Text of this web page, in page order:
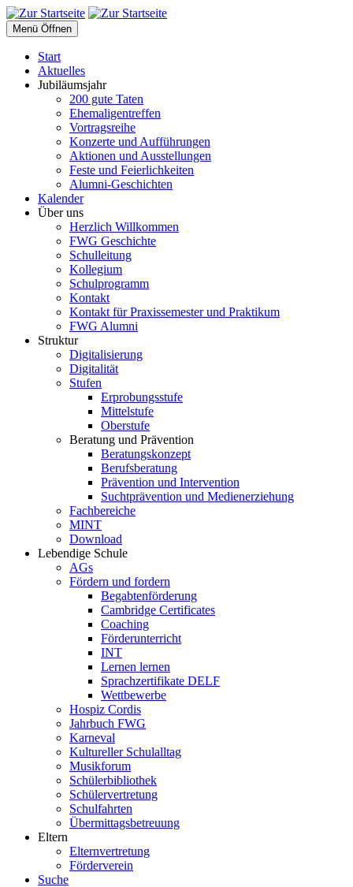
Menü Öffnen
Start
Aktuelles
Jubiläumsjahr
200 gute Taten
Ehemaligentreffen
Vortragsreihe
Konzerte und Aufführungen
Aktionen und Ausstellungen
Feste und Feierlichkeiten
Alumni-Geschichten
Kalender
Über uns
Herzlich Willkommen
FWG Geschichte
Schulleitung
Kollegium
Schulprogramm
Kontakt
Kontakt für Praxissemester und Praktikum
FWG Alumni
Struktur
Digitalisierung
Digitalität
Stufen
Erprobungsstufe
Mittelstufe
Oberstufe
Beratung und Prävention
Beratungskonzept
Berufsberatung
Prävention und Intervention
Suchtprävention und Medienerziehung
Fachbereiche
MINT
Download
Lebendige Schule
AGs
Fördern und fordern
Begabtenförderung
Cambridge Certificates
Coaching
Förderunterricht
INT
Lernen lernen
Sprachzertifikate DELF
Wettbewerbe
Hospiz Cordis
Jahrbuch FWG
Karneval
Kultureller Schulalltag
Musikforum
Schülerbibliothek
Schülervertretung
Schulfahrten
Übermittagsbetreuung
Eltern
Elternvertretung
Förderverein
Suche